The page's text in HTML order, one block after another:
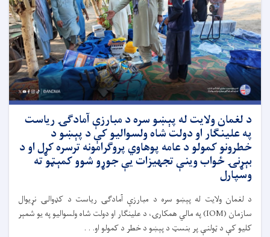
د لغمان ولایت له پېښو سره د مبارزې آمادګۍ ریاست
په علینګار او دولت شاه ولسوالیو کې د پېښو د
خطرونو کمولو د عامه پوهاوي پروګرامونه ترسره کړل او د
بېړنۍ ځواب وینې تجهیزات یې جوړو شوو کمېټو ته
وسپارل
د لغمان ولایت له پېښو سره د مبارزې آمادګۍ ریاست د کډوالۍ نړیوال
سازمان (IOM) په مالي همکارۍ، د علینګار او دولت شاه ولسوالیو په یو شمېر
کلیو کې د ټولنې پر بنسټ د پېښو د خطر د کمولو او. . .